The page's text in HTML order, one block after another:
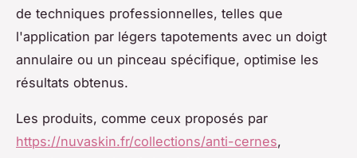
de techniques professionnelles, telles que
l'application par légers tapotements avec un doigt
annulaire ou un pinceau spécifique, optimise les
résultats obtenus.
Les produits, comme ceux proposés par
https://nuvaskin.fr/collections/anti-cernes,